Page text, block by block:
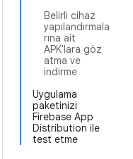
Belirli cihaz
yapılandırmala
rına ait
APK'lara göz
atma ve
indirme
Uygulama
paketinizi
Firebase App
Distribution ile
test etme